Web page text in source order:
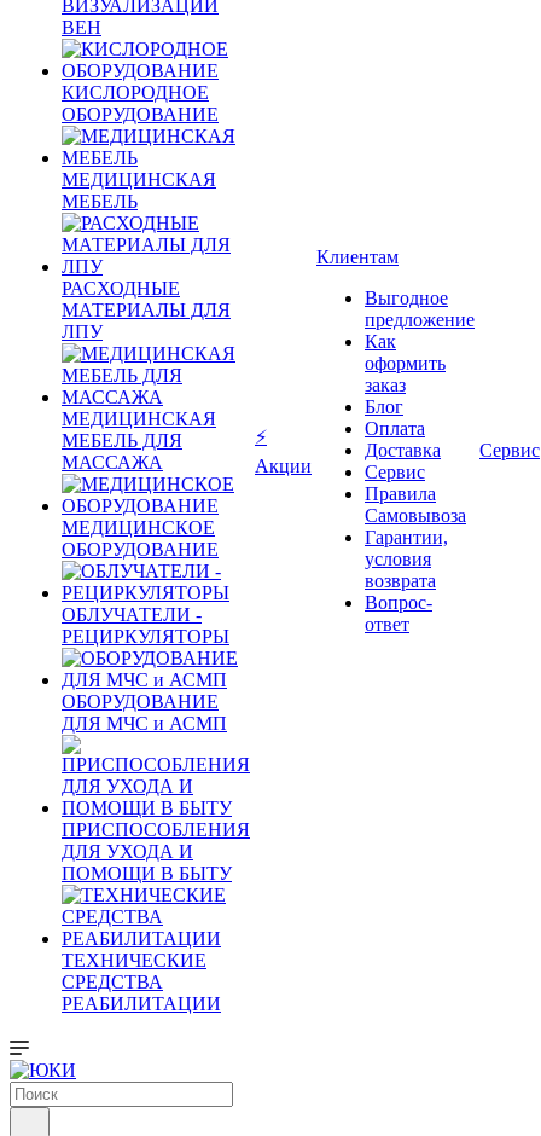
ВИЗУАЛИЗАЦИИ
ВЕН
КИСЛОРОДНОЕ
ОБОРУДОВАНИЕ
МЕДИЦИНСКАЯ
МЕБЕЛЬ
РАСХОДНЫЕ
МАТЕРИАЛЫ ДЛЯ
ЛПУ
МЕДИЦИНСКАЯ
МЕБЕЛЬ ДЛЯ
МАССАЖА
МЕДИЦИНСКОЕ
ОБОРУДОВАНИЕ
ОБЛУЧАТЕЛИ -
РЕЦИРКУЛЯТОРЫ
ОБОРУДОВАНИЕ
ДЛЯ МЧС и АСМП
ПРИСПОСОБЛЕНИЯ
ДЛЯ УХОДА И
ПОМОЩИ В БЫТУ
ТЕХНИЧЕСКИЕ
СРЕДСТВА
РЕАБИЛИТАЦИИ
⚡
Акции
Клиентам
Выгодное
предложение
Как
оформить
заказ
Блог
Оплата
Доставка
Сервис
Правила
Самовывоза
Гарантии,
условия
возврата
Вопрос-
ответ
Сервис